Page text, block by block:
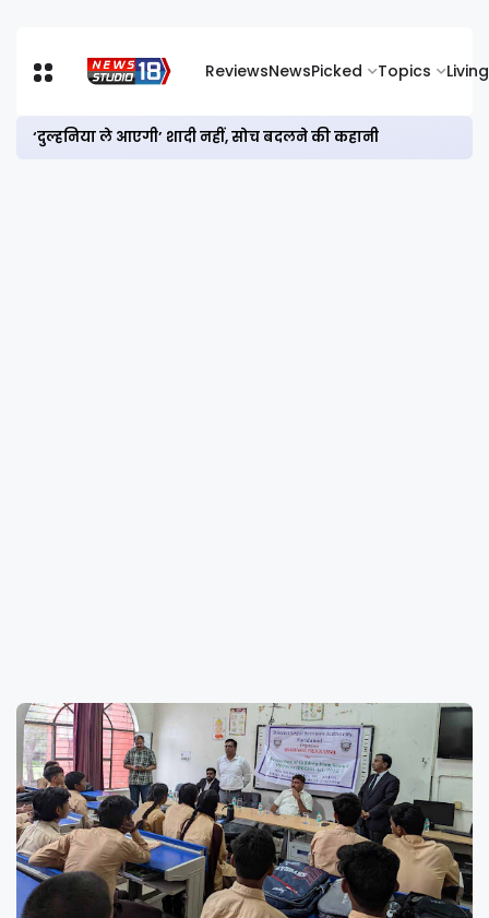
ReviewsNewsPicked Topics Living
‘दुल्हनिया ले आएगी’ शादी नहीं, सोच बदलने की कहानी